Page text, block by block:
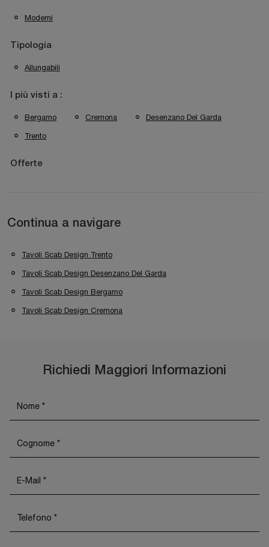
Moderni
Tipologia
Allungabili
I più visti a :
Bergamo Cremona Desenzano Del Garda
Trento
Offerte
Continua a navigare
Tavoli Scab Design Trento
Tavoli Scab Design Desenzano Del Garda
Tavoli Scab Design Bergamo
Tavoli Scab Design Cremona
Richiedi Maggiori Informazioni